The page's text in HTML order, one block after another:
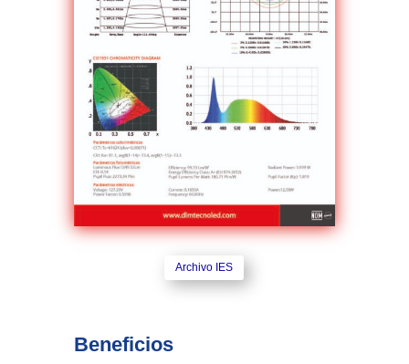
Archivo IES
Beneficios